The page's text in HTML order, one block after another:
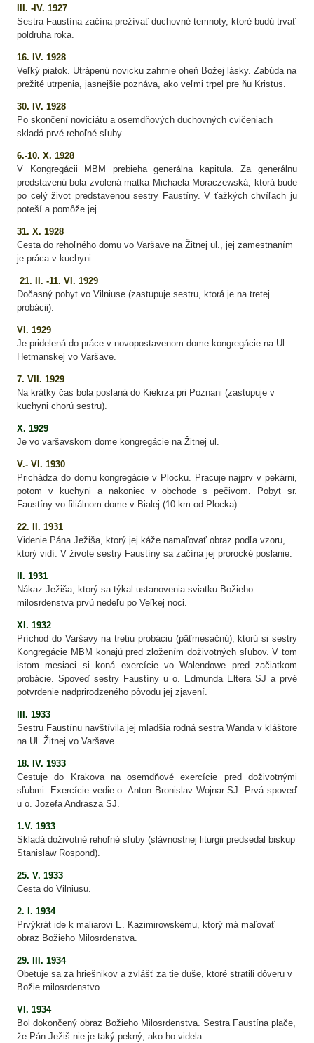
III. -IV. 1927
Sestra Faustína začína prežívať duchovné temnoty, ktoré budú trvať
poldruha roka.
16. IV. 1928
Veľký piatok. Utrápenú novicku zahrnie oheň Božej lásky. Zabúda na
prežité utrpenia, jasnejšie poznáva, ako veľmi trpel pre ňu Kristus.
30. IV. 1928
Po skončení noviciátu a osemdňových duchovných cvičeniach
skladá prvé rehoľné sľuby.
6.-10. X. 1928
V Kongregácii MBM prebieha generálna kapitula. Za generálnu
predstavenú bola zvolená matka Michaela Moraczewská, ktorá bude
po celý život predstavenou sestry Faustíny. V ťažkých chvíľach ju
poteší a pomôže jej.
31. X. 1928
Cesta do rehoľného domu vo Varšave na Žitnej ul., jej zamestnaním
je práca v kuchyni.
21.
II. -11. VI. 1929
Dočasný pobyt vo Vilniuse (zastupuje sestru, ktorá je na tretej
probácii).
VI. 1929
Je pridelená do práce v novopostavenom dome kongregácie na Ul.
Hetmanskej vo Varšave.
7. VII. 1929
Na krátky čas bola poslaná do Kiekrza pri Poznani (zastupuje v
kuchyni chorú sestru).
X. 1929
Je vo varšavskom dome kongregácie na Žitnej ul.
V.- VI. 1930
Prichádza do domu kongregácie v Plocku. Pracuje najprv v pekárni,
potom v kuchyni a nakoniec v obchode s pečivom. Pobyt sr.
Faustíny vo filiálnom dome v Bialej (10 km od Plocka).
22. II. 1931
Videnie Pána Ježiša, ktorý jej káže namaľovať obraz podľa vzoru,
ktorý vidí. V živote sestry Faustíny sa začína jej prorocké poslanie.
II. 1931
Nákaz Ježiša, ktorý sa týkal ustanovenia sviatku Božieho
milosrdenstva prvú nedeľu po Veľkej noci.
XI. 1932
Príchod do Varšavy na tretiu probáciu (päťmesačnú), ktorú si sestry
Kongregácie MBM konajú pred zložením doživotných sľubov. V tom
istom mesiaci si koná exercície vo Walendowe pred začiatkom
probácie. Spoveď sestry Faustíny u o. Edmunda Eltera SJ a prvé
potvrdenie nadprirodzeného pôvodu jej zjavení.
III. 1933
Sestru Faustínu navštívila jej mladšia rodná sestra Wanda v kláštore
na Ul. Žitnej vo Varšave.
18. IV. 1933
Cestuje do Krakova na osemdňové exercície pred doživotnými
sľubmi. Exercície vedie o. Anton Bronislav Wojnar SJ. Prvá spoveď
u o. Jozefa Andrasza SJ.
1.V. 1933
Skladá doživotné rehoľné sľuby (slávnostnej liturgii predsedal biskup
Stanislaw Rospond).
25. V. 1933
Cesta do Vilniusu.
2. I. 1934
Prvýkrát ide k maliarovi E. Kazimirowskému, ktorý má maľovať
obraz Božieho Milosrdenstva.
29. III. 1934
Obetuje sa za hriešnikov a zvlášť za tie duše, ktoré stratili dôveru v
Božie milosrdenstvo.
VI. 1934
Bol dokončený obraz Božieho Milosrdenstva. Sestra Faustína plače,
že Pán Ježiš nie je taký pekný, ako ho videla.